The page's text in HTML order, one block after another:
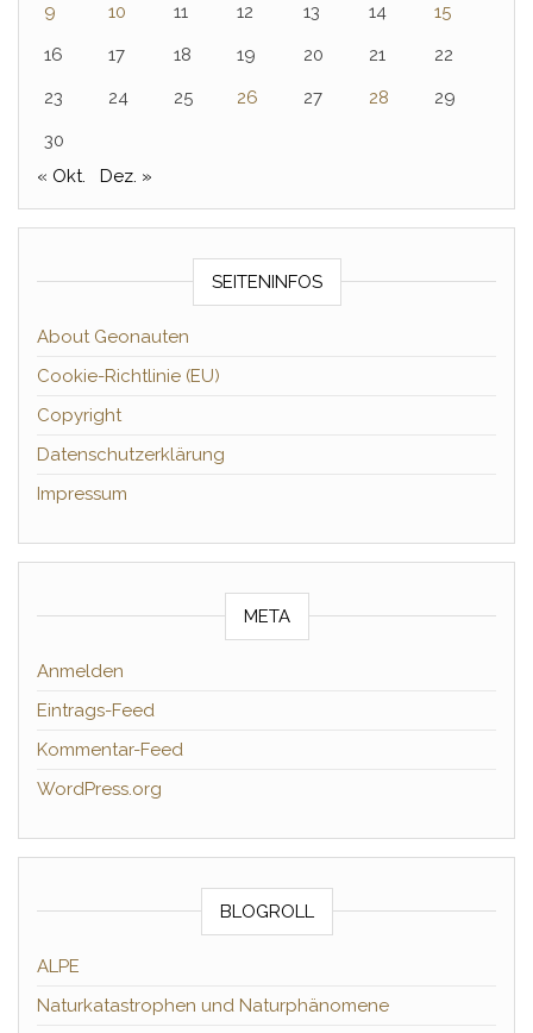
9
10 11 12 13 14
15
16
17 18 19 20 21
22
23
24 25 26 27 28
29
30
« Okt.
Dez. »
SEITENINFOS
About Geonauten
Cookie-Richtlinie (EU)
Copyright
Datenschutzerklärung
Impressum
META
Anmelden
Eintrags-Feed
Kommentar-Feed
WordPress.org
BLOGROLL
ALPE
Naturkatastrophen und Naturphänomene